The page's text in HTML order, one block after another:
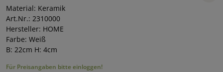
Material: Keramik
Art.Nr.: 2310000
Hersteller: HOME
Farbe: Weiß
B: 22cm H: 4cm
Für Preisangaben bitte einloggen!